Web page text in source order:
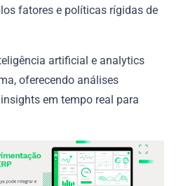
fatores e políticas rígidas de
artificial e analytics
oferecendo análises
em tempo real para